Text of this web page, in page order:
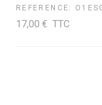
REFERENCE:
17,00 € TTC